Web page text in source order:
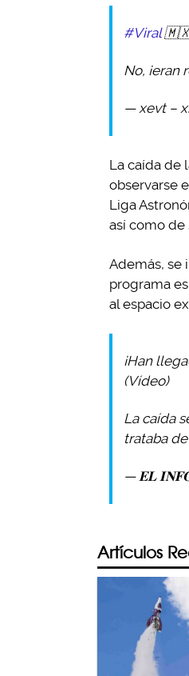
#Viral
No, ¡eran
— xevt –
La caída de
observarse
Liga
así como
Además, se
programa
al espacio
¡Han
(Vídeo)
La caída
trataba
— 𝐄𝐋
Artículos